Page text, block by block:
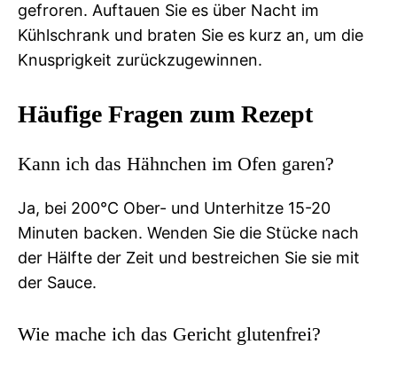
gefroren. Auftauen Sie es über Nacht im
Kühlschrank und braten Sie es kurz an, um die
Knusprigkeit zurückzugewinnen.
Häufige Fragen zum Rezept
Kann ich das Hähnchen im Ofen garen?
Ja, bei 200°C Ober- und Unterhitze 15-20
Minuten backen. Wenden Sie die Stücke nach
der Hälfte der Zeit und bestreichen Sie sie mit
der Sauce.
Wie mache ich das Gericht glutenfrei?